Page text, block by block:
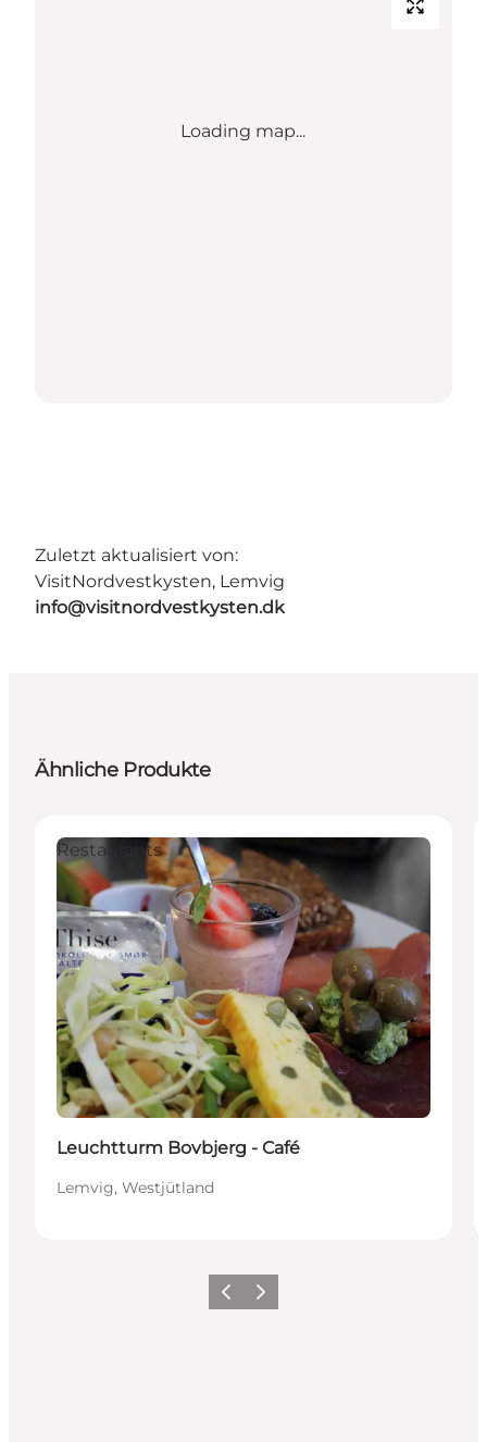
Loading map...
Zuletzt aktualisiert von:
VisitNordvestkysten, Lemvig
info@visitnordvestkysten.dk
Ähnliche Produkte
Restaurants
Leuchtturm Bovbjerg - Café
Lemvig, Westjütland
ZurückWeiter